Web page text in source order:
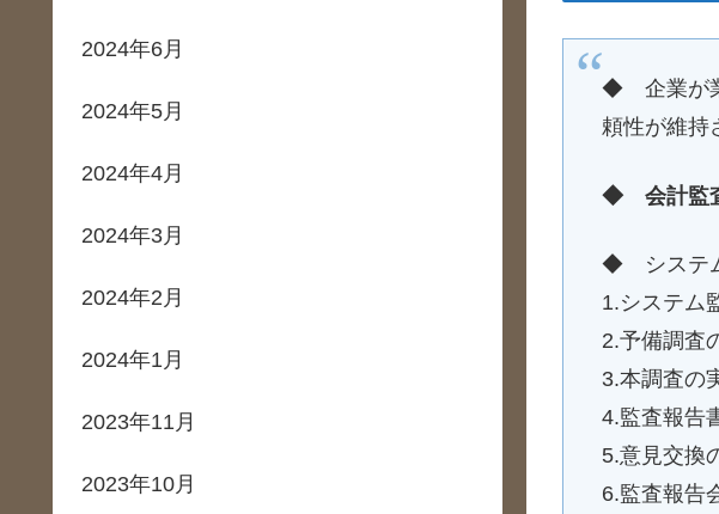
◆ 企業が業
頼性が維持
◆ 会計監査
◆ システ
1.システム
2.予備調査
3.本調査の
4.監査報告
5.意見交換
6.監査報告
2024年6月
2024年5月
2024年4月
2024年3月
2024年2月
2024年1月
2023年11月
2023年10月